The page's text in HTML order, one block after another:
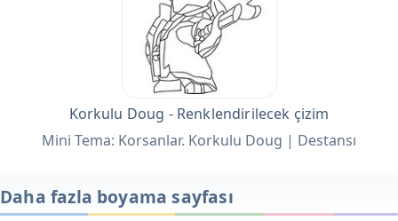
Korkulu Doug - Renklendirilecek çizim
Mini Tema: Korsanlar. Korkulu Doug | Destansı
Daha fazla boyama sayfası